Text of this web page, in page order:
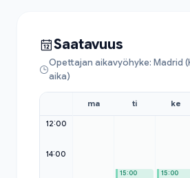
Saatavuus
Opettajan aikavyöhyke: Madrid
aika)
12:00
14:00
ma ti
15:00
ke
15:00